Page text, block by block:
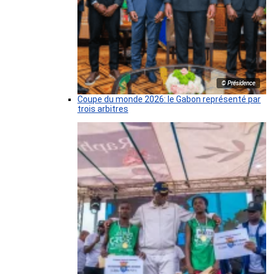
© Présidence
Coupe du monde 2026: le Gabon représenté par
trois arbitres